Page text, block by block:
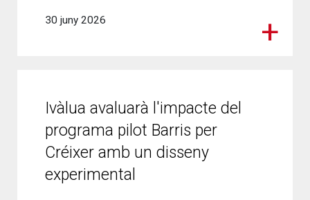
Ivàlua avaluarà l'impacte del
programa pilot Barris per
Créixer amb un disseny
experimental